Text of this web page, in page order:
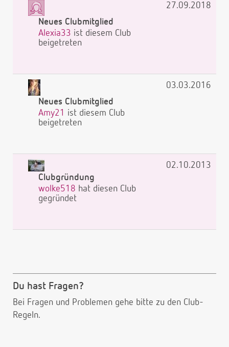
Neues Clubmitglied
Alexia33 ist diesem Club
beigetreten
27.09.2018
Neues Clubmitglied
Amy21 ist diesem Club
beigetreten
03.03.2016
Clubgründung
wolke518 hat diesen Club
gegründet
02.10.2013
Du hast Fragen?
Bei Fragen und Problemen gehe bitte zu den Club-
Regeln.